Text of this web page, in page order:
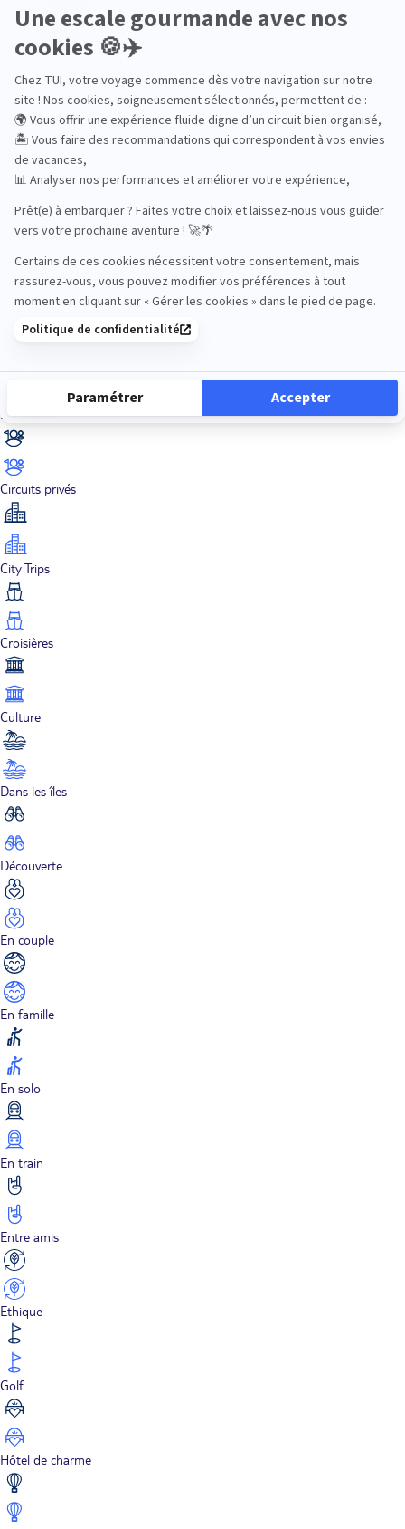
Océan Indien
Nos thématiques
Adult only
Bien-être
Circuits privés
City Trips
Croisières
Culture
Dans les îles
Découverte
En couple
En famille
En solo
En train
Entre amis
Ethique
Golf
Hôtel de charme